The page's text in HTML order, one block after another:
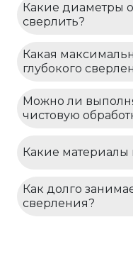
Какие диаметры
сверлить?
Какая
глубокого
Можно ли
чистовую
Какие материалы
Как долго
сверления?